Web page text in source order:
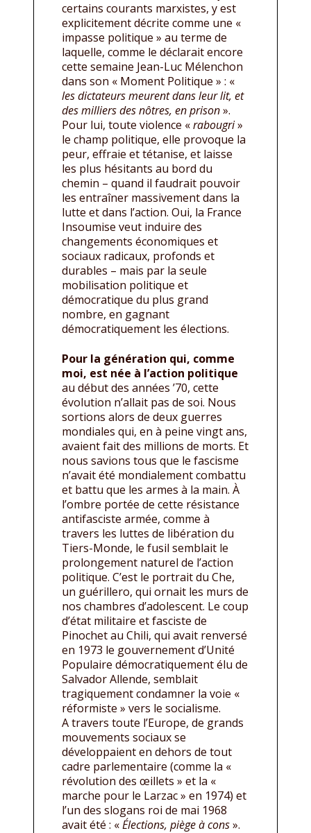
certains courants marxistes, y est
explicitement décrite comme une «
impasse politique » au terme de
laquelle, comme le déclarait encore
cette semaine Jean-Luc Mélenchon
dans son « Moment Politique » : «
les dictateurs meurent dans leur lit, et
des milliers des nôtres, en prison».
Pour lui, toute violence «rabougri»
le champ politique, elle provoque la
peur, effraie et tétanise, et laisse
les plus hésitants au bord du
chemin – quand il faudrait pouvoir
les entraîner massivement dans la
lutte et dans l’action. Oui, la France
Insoumise veut induire des
changements économiques et
sociaux radicaux, profonds et
durables – mais par la seule
mobilisation politique et
démocratique du plus grand
nombre, en gagnant
démocratiquement les élections.
Pour la génération qui, comme
moi, est née à l’action politique
au début des années ’70, cette
évolution n’allait pas de soi. Nous
sortions alors de deux guerres
mondiales qui, en à peine vingt ans,
avaient fait des millions de morts. Et
nous savions tous que le fascisme
n’avait été mondialement combattu
et battu que les armes à la main. À
l’ombre portée de cette résistance
antifasciste armée, comme à
travers les luttes de libération du
Tiers-Monde, le fusil semblait le
prolongement naturel de l’action
politique. C’est le portrait du Che,
un guérillero, qui ornait les murs de
nos chambres d’adolescent. Le coup
d’état militaire et fasciste de
Pinochet au Chili, qui avait renversé
en 1973 le gouvernement d’Unité
Populaire démocratiquement élu de
Salvador Allende, semblait
tragiquement condamner la voie «
réformiste » vers le socialisme.
A travers toute l’Europe, de grands
mouvements sociaux se
développaient en dehors de tout
cadre parlementaire (comme la «
révolution des œillets » et la «
marche pour le Larzac » en 1974) et
l’un des slogans roi de mai 1968
avait été : «Élections, piège à cons».